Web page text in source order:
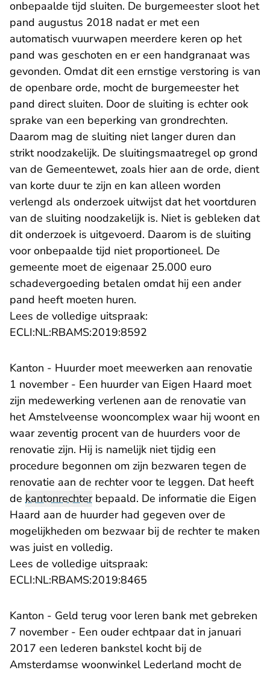
onbepaalde tijd sluiten. De burgemeester sloot het
pand augustus 2018 nadat er met een
automatisch vuurwapen meerdere keren op het
pand was geschoten en er een handgranaat was
gevonden. Omdat dit een ernstige verstoring is van
de openbare orde, mocht de burgemeester het
pand direct sluiten. Door de sluiting is echter ook
sprake van een beperking van grondrechten.
Daarom mag de sluiting niet langer duren dan
strikt noodzakelijk. De sluitingsmaatregel op grond
van de Gemeentewet, zoals hier aan de orde, dient
van korte duur te zijn en kan alleen worden
verlengd als onderzoek uitwijst dat het voortduren
van de sluiting noodzakelijk is. Niet is gebleken dat
dit onderzoek is uitgevoerd. Daarom is de sluiting
voor onbepaalde tijd niet proportioneel. De
gemeente moet de eigenaar 25.000 euro
schadevergoeding betalen omdat hij een ander
pand heeft moeten huren.
Lees de volledige uitspraak:
ECLI:NL:RBAMS:2019:8592
Kanton - Huurder moet meewerken aan renovatie
1 november - Een huurder van Eigen Haard moet
zijn medewerking verlenen aan de renovatie van
het Amstelveense wooncomplex waar hij woont en
waar zeventig procent van de huurders voor de
renovatie zijn. Hij is namelijk niet tijdig een
procedure begonnen om zijn bezwaren tegen de
renovatie aan de rechter voor te leggen. Dat heeft
de kantonrechterbepaald. De informatie die Eigen
Haard aan de huurder had gegeven over de
mogelijkheden om bezwaar bij de rechter te maken
was juist en volledig.
Lees de volledige uitspraak:
ECLI:NL:RBAMS:2019:8465
Kanton - Geld terug voor leren bank met gebreken
7 november - Een ouder echtpaar dat in januari
2017 een lederen bankstel kocht bij de
Amsterdamse woonwinkel Lederland mocht de